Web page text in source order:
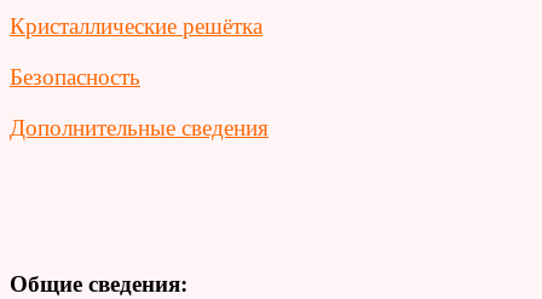
Кристаллические решётка
Безопасность
Дополнительные сведения
Общие сведения: